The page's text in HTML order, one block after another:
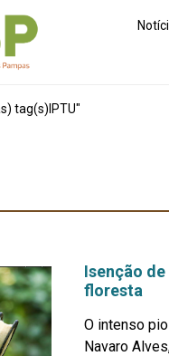
tag(s)IPTU"
Isenção
floresta
O intenso
Navaro